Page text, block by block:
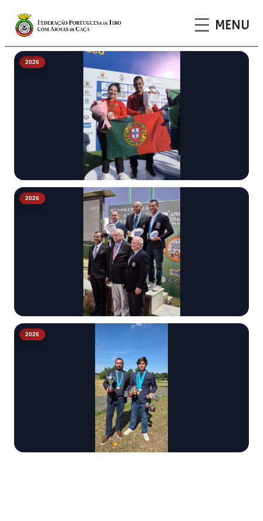
MENU
2026
Equipa Mista
Prata para Portugal
Maria Inês de Barros e José Faria.
2026
Internacional
Ouro em África e Bronze no GP FITASC Egipto.
2026